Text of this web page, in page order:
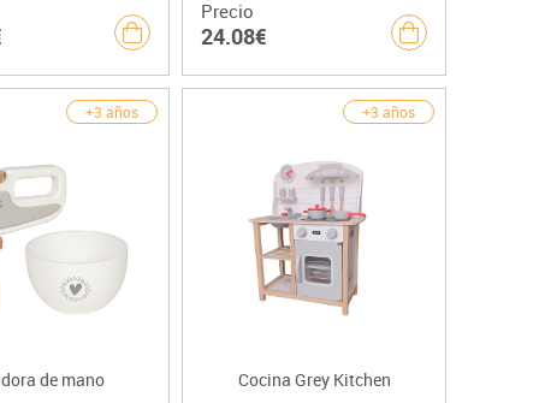
Precio
24.08€
+3 años
de mano
+3 años
Cocina Grey Kitchen